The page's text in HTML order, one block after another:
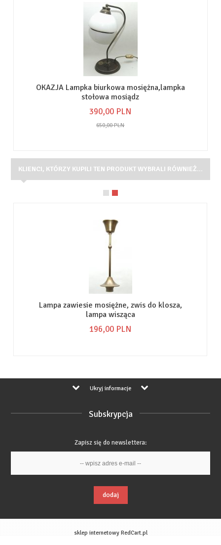
OKAZJA Lampka biurkowa mosiężna,lampka
stołowa mosiądz
390,00 PLN
650,00 PLN
KLIENCI, KTÓRZY KUPILI TEN PRODUKT WYBRALI RÓWNIEŻ...
Lampa zawiesie mosiężne, zwis do klosza,
lampa wisząca
196,00 PLN
Ukryj informacje
Subskrypcja
Zapisz się do newslettera:
dodaj
sklep internetowyRedCart.pl